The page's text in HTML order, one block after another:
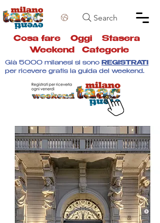
Search
Cosa fare Oggi Stasera
Weekend
Categorie
Già 5000 milanesi si sono REGISTRATI
per ricevere gratis la guida del weekend.